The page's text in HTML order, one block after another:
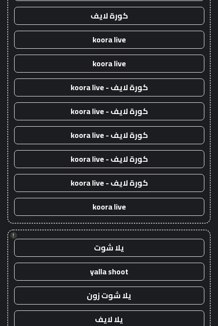
كورة لايف
koora live
koora live
كورة لايف - koora live
كورة لايف - koora live
كورة لايف - koora live
كورة لايف - koora live
كورة لايف - koora live
koora live
!
يلا شوت
yalla shoot
يلا شوت زون
يلا لايف